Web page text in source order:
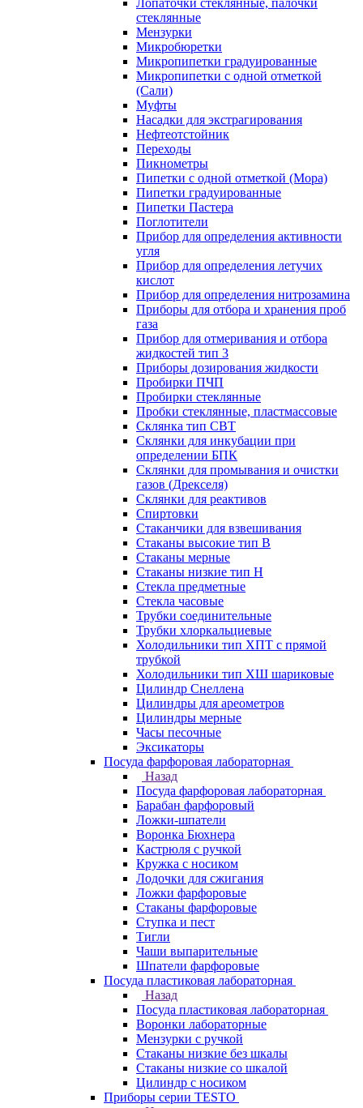
Лопаточки стеклянные, палочки
стеклянные
Мензурки
Микробюретки
Микропипетки градуированные
Микропипетки с одной отметкой
(Сали)
Муфты
Насадки для экстрагирования
Нефтеотстойник
Переходы
Пикнометры
Пипетки с одной отметкой (Мора)
Пипетки градуированные
Пипетки Пастера
Поглотители
Прибор для определения активности
угля
Прибор для определения летучих
кислот
Прибор для определения нитрозамина
Приборы для отбора и хранения проб
газа
Прибор для отмеривания и отбора
жидкостей тип 3
Приборы дозирования жидкости
Пробирки ПЧП
Пробирки стеклянные
Пробки стеклянные, пластмассовые
Склянка тип СВТ
Склянки для инкубации при
определении БПК
Склянки для промывания и очистки
газов (Дрекселя)
Склянки для реактивов
Спиртовки
Стаканчики для взвешивания
Стаканы высокие тип В
Стаканы мерные
Стаканы низкие тип Н
Стекла предметные
Стекла часовые
Трубки соединительные
Трубки хлоркальциевые
Холодильники тип ХПТ с прямой
трубкой
Холодильники тип ХШ шариковые
Цилиндр Снеллена
Цилиндры для ареометров
Цилиндры мерные
Часы песочные
Эксикаторы
Посуда фарфоровая лабораторная
Назад
Посуда фарфоровая лабораторная
Барабан фарфоровый
Ложки-шпатели
Воронка Бюхнера
Кастрюля с ручкой
Кружка с носиком
Лодочки для сжигания
Ложки фарфоровые
Стаканы фарфоровые
Ступка и пест
Тигли
Чаши выпарительные
Шпатели фарфоровые
Посуда пластиковая лабораторная
Назад
Посуда пластиковая лабораторная
Воронки лабораторные
Мензурки с ручкой
Стаканы низкие без шкалы
Стаканы низкие со шкалой
Цилиндр с носиком
Приборы серии TESTO